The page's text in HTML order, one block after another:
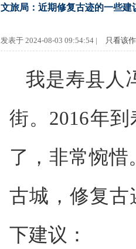
文旅局：近期修复古迹的一些建
发表于 2024-08-03 09:54:54 | 只看该
我是寿县人
街。2016年
了，非常惋
古城，修复
下建议：